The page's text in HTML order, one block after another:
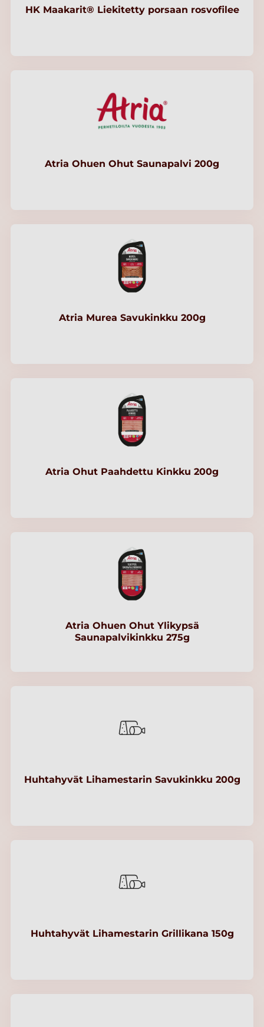
HK Maakarit® Liekitetty porsaan rosvofilee
Atria Ohuen Ohut Saunapalvi 200g
Atria Murea Savukinkku 200g
Atria Ohut Paahdettu Kinkku 200g
Atria Ohuen Ohut Ylikypsä
Saunapalvikinkku 275g
Huhtahyvät Lihamestarin Savukinkku 200g
Huhtahyvät Lihamestarin Grillikana 150g